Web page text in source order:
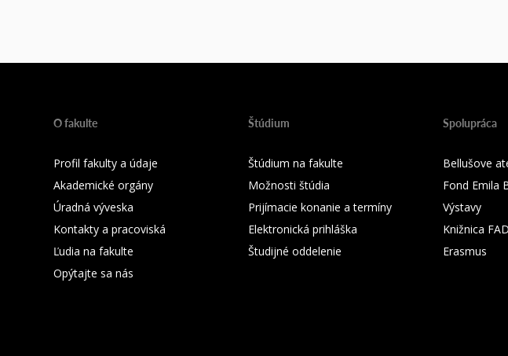
O fakulte
Profil fakulty a údaje
Akademické orgány
Úradná výveska
Kontakty a pracoviská
Ľudia na fakulte
Opýtajte sa nás
Štúdium
Štúdium na fakulte
Možnosti štúdia
Prijímacie konanie a termíny
Elektronická prihláška
Študijné oddelenie
Spolupráca
Bellušove
Fond Emila
Výstavy
Knižnica FAD
Erasmus